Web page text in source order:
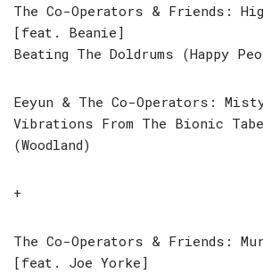
The Co-Operators & Friends:
[feat. Beanie]
Beating The Doldrums (Happy
Eeyun & The Co-Operators:
Vibrations From The Bionic
(Woodland)
+
The Co-Operators & Friends:
[feat. Joe Yorke]